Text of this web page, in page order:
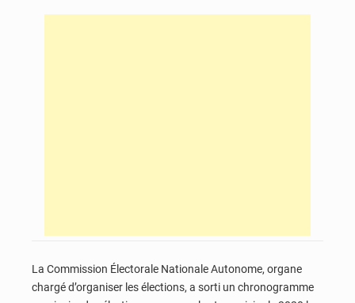
La Commission Électorale Nationale Autonome, organe
chargé d’organiser les élections, a sorti un chronogramme